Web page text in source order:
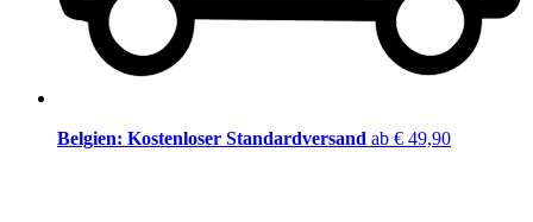
Belgien: Kostenloser Standardversand ab € 49,90